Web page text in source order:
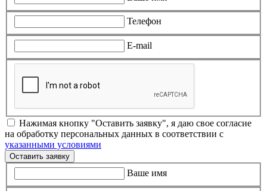
Телефон
E-mail
Нажимая кнопку "Оставить заявку", я даю свое согласие
на обработку персональных данных в соответствии с
указанными условиями
Оставить заявку
Ваше имя